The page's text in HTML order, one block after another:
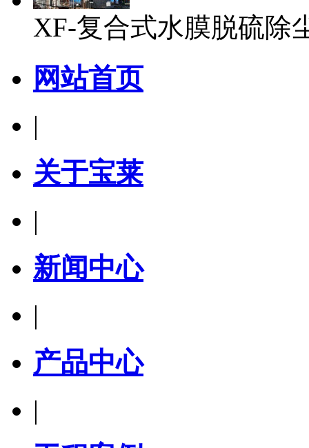
XF-复合式水膜脱硫除
网站首页
|
关于宝莱
|
新闻中心
|
产品中心
|